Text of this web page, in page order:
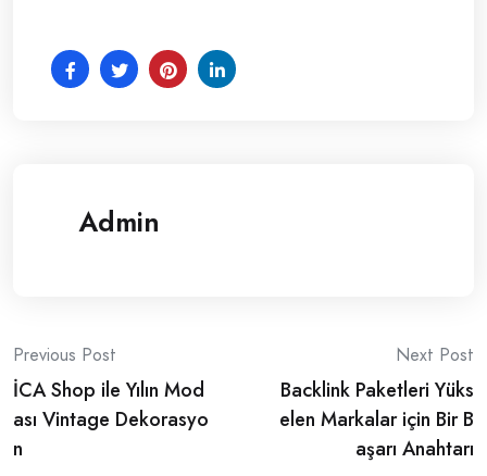
Admin
Post
navigation
Previous Post
İCA Shop ile Yılın Mod
ası Vintage Dekorasyo
n
Next Post
Backlink Paketleri Yüks
elen Markalar için Bir B
aşarı Anahtarı